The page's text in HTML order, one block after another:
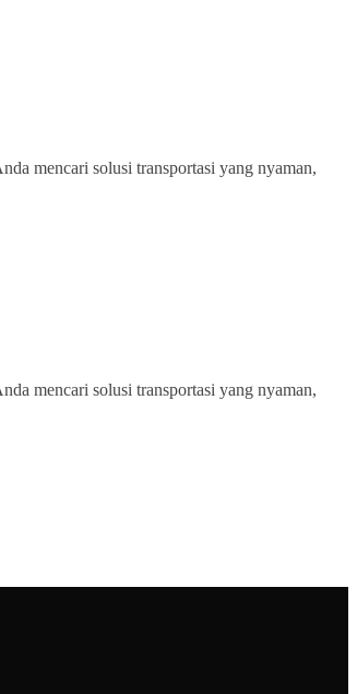
mencari solusi transportasi yang nyaman,
mencari solusi transportasi yang nyaman,